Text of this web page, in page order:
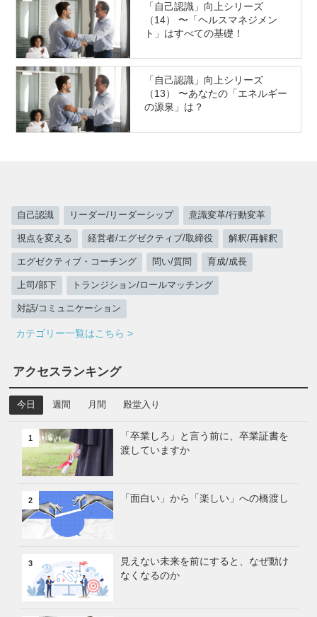
「自己認識」向上シリーズ
（14） 〜「ヘルスマネジメン
ト」はすべての基礎！
「自己認識」向上シリーズ
（13） 〜あなたの「エネルギー
の源泉」は？
自己認識 リーダー/リーダーシップ 意識変革/行動変革
視点を変える 経営者/エグゼクティブ/取締役 解釈/再解釈
エグゼクティブ・コーチング 問い/質問 育成/成長
上司/部下 トランジション/ロールマッチング
対話/コミュニケーション
カテゴリー一覧はこちら >
アクセスランキング
今日 週間 月間 殿堂入り
1
「卒業しろ」と言う前に、卒業証書を
渡していますか
2 「面白い」から「楽しい」への橋渡し
3
見えない未来を前にすると、なぜ動け
なくなるのか